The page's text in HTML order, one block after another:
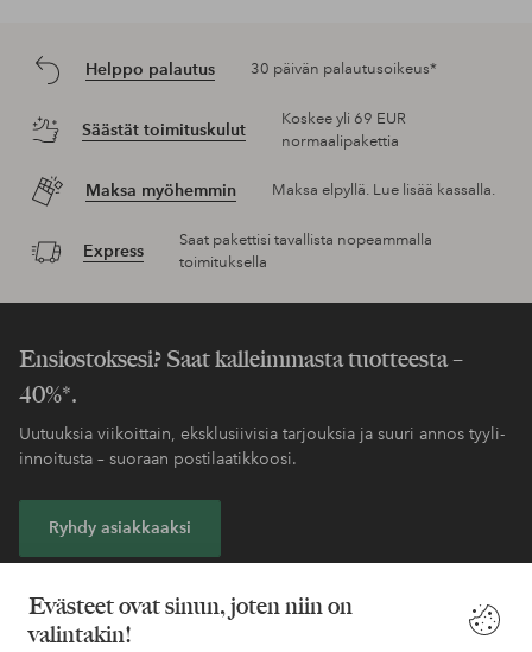
Evästeet ovat sinun, joten niin on
valintakin!
Helppo palautus 30 päivän palautusoikeus*
Säästät toimituskulut
Koskee yli 69 EUR
normaalipakettia
Maksa myöhemmin Maksa elpyllä. Lue lisää kassalla.
Express
Saat pakettisi tavallista nopeammalla
toimituksella
Ensiostoksesi? Saat kalleimmasta tuotteesta –
40%*.
Uutuuksia viikoittain, eksklusiivisia tarjouksia ja suuri annos tyyli-
innoitusta – suoraan postilaatikkoosi.
Ryhdy asiakkaaksi